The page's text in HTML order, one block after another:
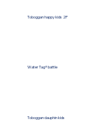
Toboggan happy kids 2P
Water Tag® battle
Toboggan dauphin kids